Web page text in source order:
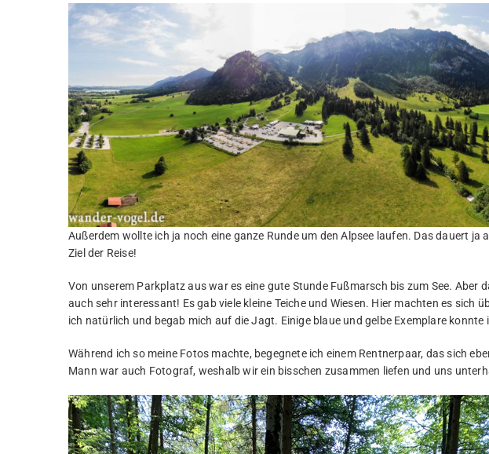
Außerdem wollte ich ja noch eine ganze Runde um den Alpsee laufen. Das dauert ja
Ziel der Reise!
Von unserem Parkplatz aus war es eine gute Stunde Fußmarsch bis zum See. Aber
auch sehr interessant! Es gab viele kleine Teiche und Wiesen. Hier machten es sich
ich natürlich und begab mich auf die Jagt. Einige blaue und gelbe Exemplare konnte
Während ich so meine Fotos machte, begegnete ich einem Rentnerpaar, das sich
Mann war auch Fotograf, weshalb wir ein bisschen zusammen liefen und uns